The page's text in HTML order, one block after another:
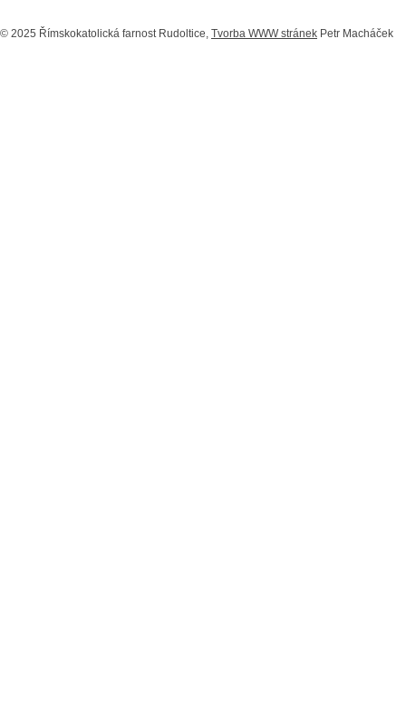
© 2025 Římskokatolická farnost Rudoltice, Tvorba WWW stránek Petr Macháček